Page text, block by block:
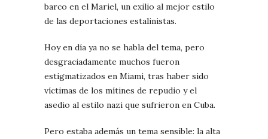
barco en el Mariel, un exilio al mejor estilo
de las deportaciones estalinistas.
Hoy en día ya no se habla del tema, pero
desgraciadamente muchos fueron
estigmatizados en Miami, tras haber sido
víctimas de los mítines de repudio y el
asedio al estilo nazi que sufrieron en Cuba.
Pero estaba además un tema sensible: la alta